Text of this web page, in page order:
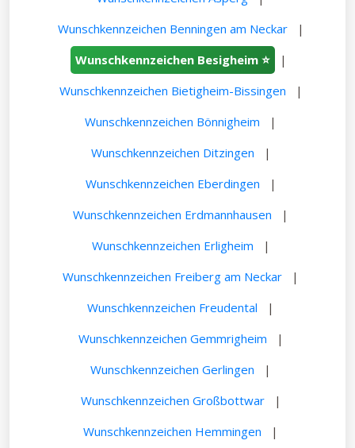
Wunschkennzeichen Benningen am Neckar
|
Wunschkennzeichen Besigheim ⭐
|
Wunschkennzeichen Bietigheim-Bissingen
|
Wunschkennzeichen Bönnigheim
|
Wunschkennzeichen Ditzingen
|
Wunschkennzeichen Eberdingen
|
Wunschkennzeichen Erdmannhausen
|
Wunschkennzeichen Erligheim
|
Wunschkennzeichen Freiberg am Neckar
|
Wunschkennzeichen Freudental
|
Wunschkennzeichen Gemmrigheim
|
Wunschkennzeichen Gerlingen
|
Wunschkennzeichen Großbottwar
|
Wunschkennzeichen Hemmingen
|